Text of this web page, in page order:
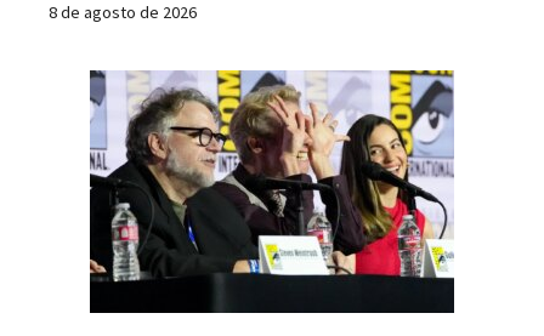
8 de agosto de 2026